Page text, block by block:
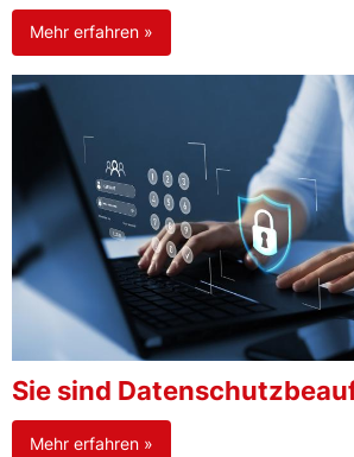
Mehr erfahren »
Sie sind
Mehr erfahren »